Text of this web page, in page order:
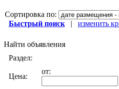
Сортировка по:
Быстрый поиск | изменить
Найти объявления
Раздел:
Цена:
от: